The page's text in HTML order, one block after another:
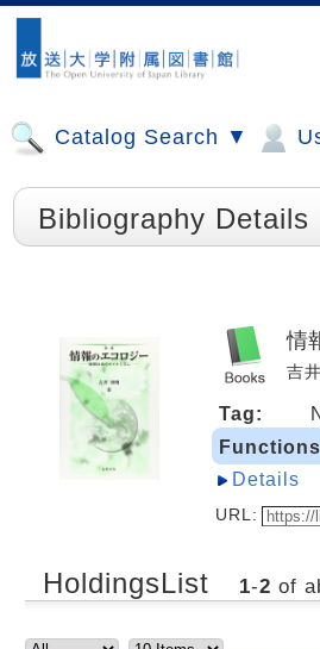
Catalog Search ▼
Bibliography Details
情
吉
Tag:
Details
URL:
HoldingsList 1-2 of